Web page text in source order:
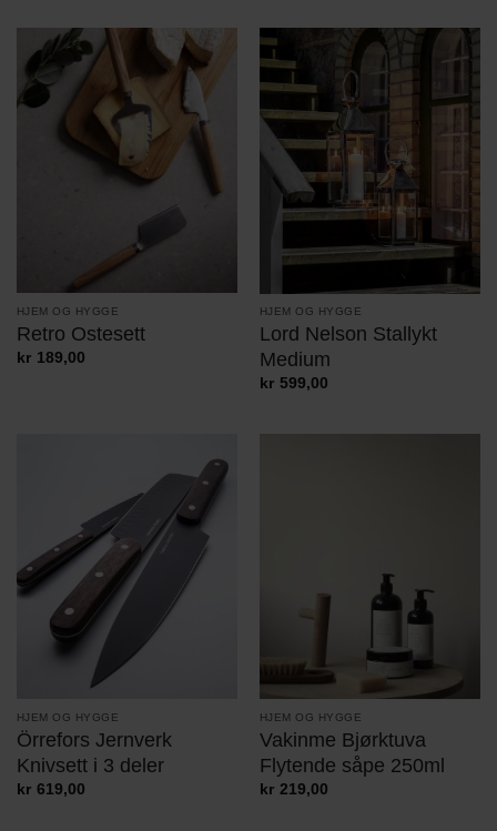
HJEM OG HYGGE
Retro Ostesett
kr 189,00
HJEM OG HYGGE
Lord Nelson Stallykt
Medium
kr 599,00
HJEM OG HYGGE
Örrefors Jernverk
Knivsett i 3 deler
kr 619,00
HJEM OG HYGGE
Vakinme Bjørktuva
Flytende såpe 250ml
kr 219,00